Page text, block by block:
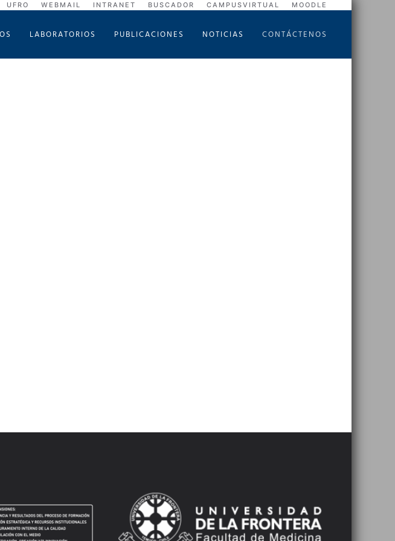
UFRO WEBMAIL INTRANET BUSCADOR CAMPUSVIRTUAL MOODLE
LABORATORIOS PUBLICACIONES NOTICIAS CONTÁCTENOS